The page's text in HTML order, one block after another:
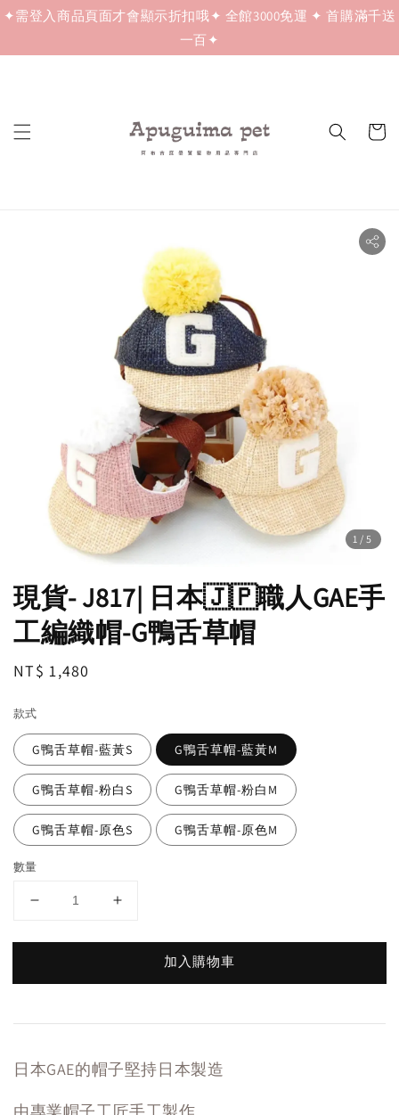
✦需登入商品頁面才會顯示折扣哦✦ 全館3000免運 ✦ 首購滿千送
一百✦
1 /5
現貨- J817| 日本🇯🇵職人GAE手
工編織帽-G鴨舌草帽
Regular
NT$ 1,480
款式
G鴨舌草帽-藍黃S G鴨舌草帽-藍黃M
G鴨舌草帽-粉白S G鴨舌草帽-粉白M
G鴨舌草帽-原色S G鴨舌草帽-原色M
數量
加入購物車
日本GAE的帽子堅持日本製造
由專業帽子工匠手工製作